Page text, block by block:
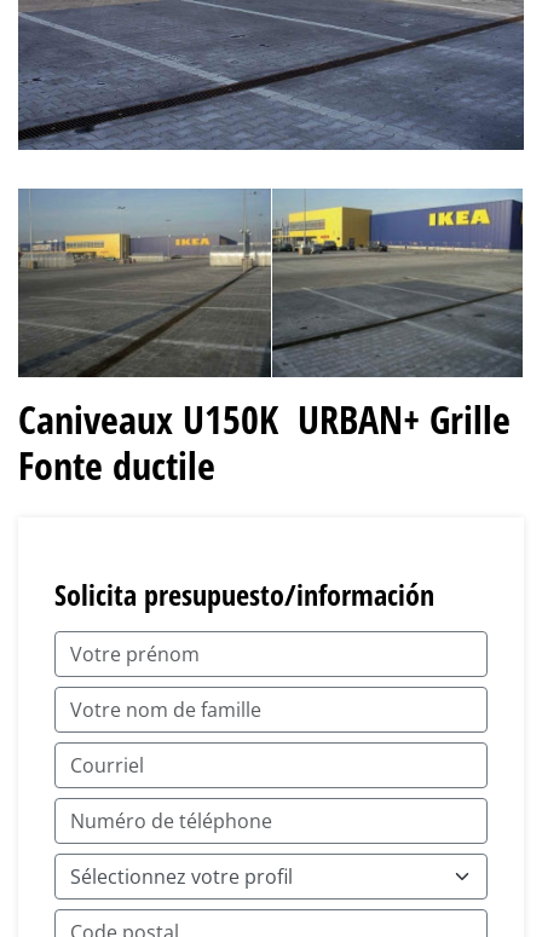
Caniveaux U150K URBAN+ Grille
Fonte ductile
Solicita presupuesto/información